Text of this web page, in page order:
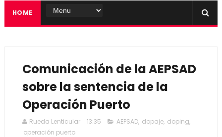
HOME
Comunicación de la AEPSAD
sobre la sentencia de la
Operación Puerto
Rueda Lenticular 13:35 AEPSAD, dopaje, doping,
operación puerto